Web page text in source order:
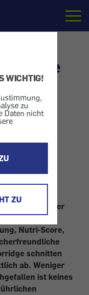
WICHTIG!
zu
Daten nicht
ZU
hat der
(VKI)
Nutri-Score,
schnitten
ab. Weniger
ist keines